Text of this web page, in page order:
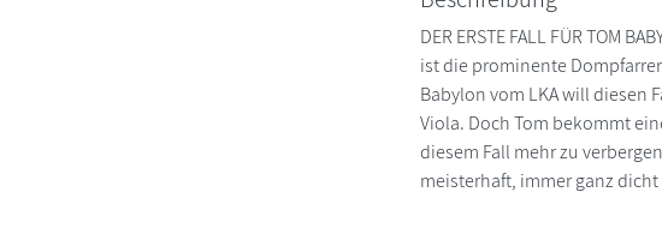
DER ERSTE FALL FÜR TOM
ist die prominente
Babylon vom LKA will diesen
Viola. Doch Tom bekommt
diesem Fall mehr zu
meisterhaft, immer ganz